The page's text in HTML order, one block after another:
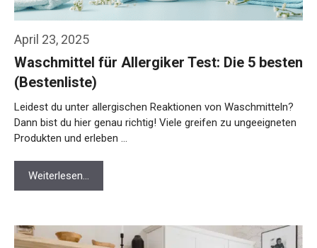
April 23, 2025
Waschmittel für Allergiker Test: Die 5 besten
(Bestenliste)
Leidest du unter allergischen Reaktionen von Waschmitteln?
Dann bist du hier genau richtig! Viele greifen zu ungeeigneten
Produkten und erleben …
Weiterlesen…